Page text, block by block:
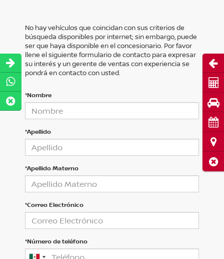
No hay vehículos que coincidan con sus criterios de
búsqueda disponibles por internet; sin embargo, puede
ser que haya disponible en el concesionario. Por favor
llene el siguiente formulario de contacto para expresar
su interés y un gerente de ventas con experiencia se
pondrá en contacto con usted.
*Nombre
*Apellido
*Apellido Materno
*Correo Electrónico
*Número de teléfono